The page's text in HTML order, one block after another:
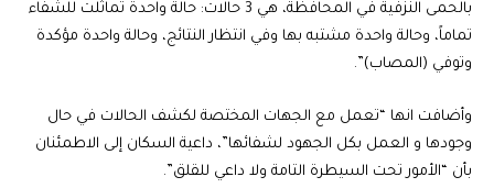
بالحمى النزفية في المحافظة، هي 3 حالات: حالة واحدة تماثلت للشفاء
تماماً، وحالة واحدة مشتبه بها وفي انتظار النتائج، وحالة واحدة مؤكدة
وتوفي (المصاب)”.
وأضافت انها “تعمل مع الجهات المختصة لكشف الحالات في حال
وجودها و العمل بكل الجهود لشفائها”، داعية السكان إلى الاطمئنان
بأن “الأمور تحت السيطرة التامة ولا داعي للقلق”.